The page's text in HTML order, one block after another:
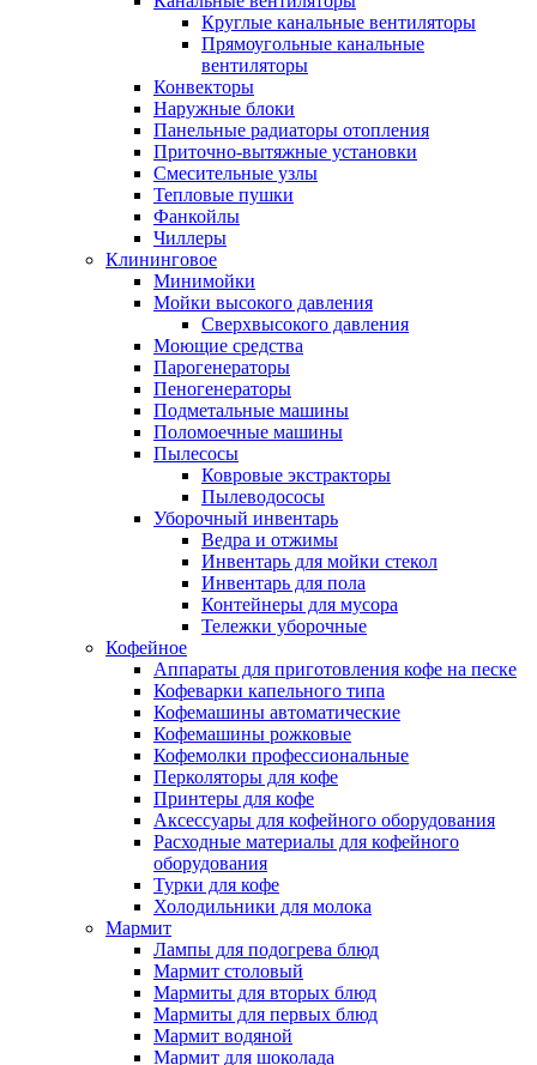
Круглые канальные вентиляторы
Прямоугольные канальные
вентиляторы
Конвекторы
Наружные блоки
Панельные радиаторы отопления
Приточно-вытяжные установки
Смесительные узлы
Тепловые пушки
Фанкойлы
Чиллеры
Клининговое
Минимойки
Мойки высокого давления
Сверхвысокого давления
Моющие средства
Парогенераторы
Пеногенераторы
Подметальные машины
Поломоечные машины
Пылесосы
Ковровые экстракторы
Пылеводососы
Уборочный инвентарь
Ведра и отжимы
Инвентарь для мойки стекол
Инвентарь для пола
Контейнеры для мусора
Тележки уборочные
Кофейное
Аппараты для приготовления кофе на песке
Кофеварки капельного типа
Кофемашины автоматические
Кофемашины рожковые
Кофемолки профессиональные
Перколяторы для кофе
Принтеры для кофе
Аксессуары для кофейного оборудования
Расходные материалы для кофейного
оборудования
Турки для кофе
Холодильники для молока
Мармит
Лампы для подогрева блюд
Мармит столовый
Мармиты для вторых блюд
Мармиты для первых блюд
Мармит водяной
Мармит для шоколада